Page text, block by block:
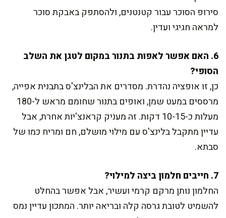
סירופ הסוכר עבור קטנטנים, ולהסתפק באבקת סוכר
למראה חגיגי ועדין.
6. האם אפשר לאפות בתנור במקום לטגן את השלב
הסופי?
כן, זו אופציה נהדרת. מסדרים את הבלינצ'ס בתבנית אפייה,
מרססים במעט שמן, ואופים בתנור שחומם מראש ל-180
מעלות כ-10-15 דקות. זה מעניק קראנצ'יות אחרת, אבל
עדיין מתקבל בלינצ'ס עם מילוי מושלם, חם ומריח כמו של
סבתא.
7. חייבים חלמון ביצה למילוי?
החלמון נותן מרקם קרמי ועשיר, אבל אפשר בהחלט
להשמיט לטובת גרסה קלה ובריאה יותר. המתכון עדיין נמס